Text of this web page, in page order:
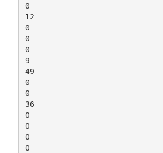
0
12
0
0
0
9
49
0
0
36
0
0
0
0